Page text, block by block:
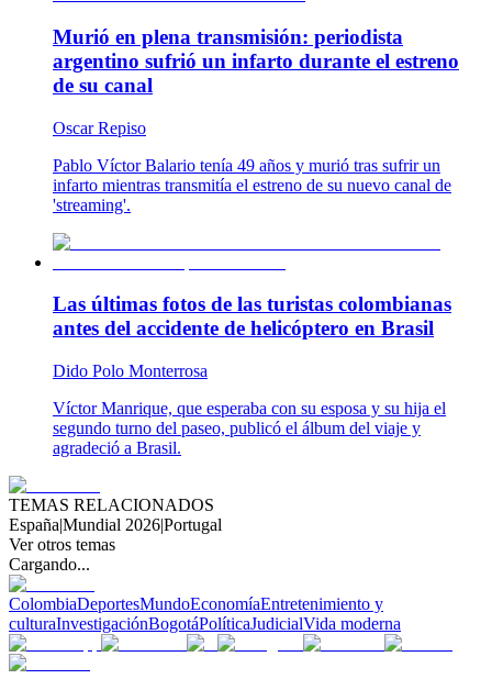
Murió en plena transmisión: periodista
argentino sufrió un infarto durante el estreno
de su canal
Oscar Repiso
Pablo Víctor Balario tenía 49 años y murió tras sufrir un
infarto mientras transmitía el estreno de su nuevo canal de
'streaming'.
Las últimas fotos de las turistas colombianas
antes del accidente de helicóptero en Brasil
Dido Polo Monterrosa
Víctor Manrique, que esperaba con su esposa y su hija el
segundo turno del paseo, publicó el álbum del viaje y
agradeció a Brasil.
TEMAS RELACIONADOS
España|Mundial 2026|Portugal
Ver otros temas
Cargando...
ColombiaDeportesMundoEconomíaEntretenimiento y
culturaInvestigaciónBogotáPolíticaJudicialVida moderna